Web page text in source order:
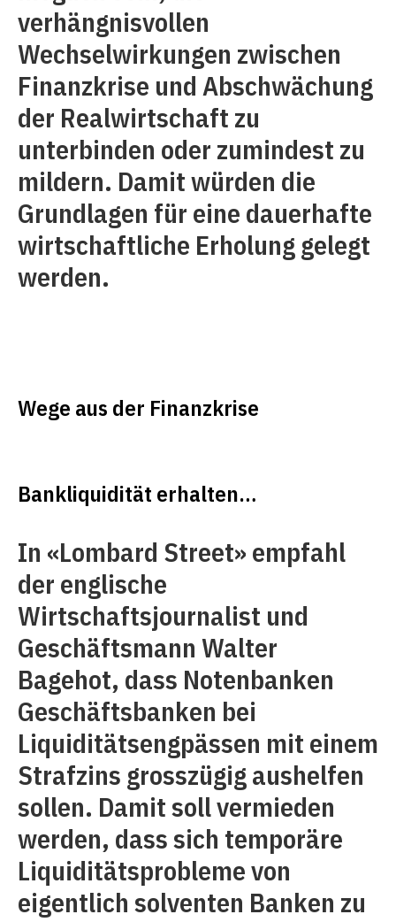
verhängnisvollen
Wechselwirkungen zwischen
Finanzkrise und Abschwächung
der Realwirtschaft zu
unterbinden oder zumindest zu
mildern. Damit würden die
Grundlagen für eine dauerhafte
wirtschaftliche Erholung gelegt
werden.
Wege aus der Finanzkrise
Bankliquidität erhalten…
In «Lombard Street» empfahl
der englische
Wirtschaftsjournalist und
Geschäftsmann Walter
Bagehot, dass Notenbanken
Geschäftsbanken bei
Liquiditätsengpässen mit einem
Strafzins grosszügig aushelfen
sollen. Damit soll vermieden
werden, dass sich temporäre
Liquiditätsprobleme von
eigentlich solventen Banken zu